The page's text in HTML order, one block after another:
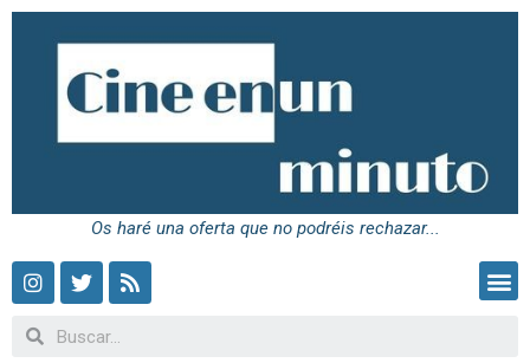
Os haré una oferta que no podréis rechazar...